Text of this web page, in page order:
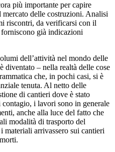
più importante per capire
delle costruzioni. Analisi
riscontri, da verificarsi con il
forniscono già indicazioni
dell’attività nel mondo delle
– nella realtà delle cose
che, in pochi casi, si è
tenuta. Al netto delle
di cantieri dove è stato
contagio, i lavori sono in generale
anche alla luce del fatto che
modalità di trasporto del
arrivassero sui cantieri